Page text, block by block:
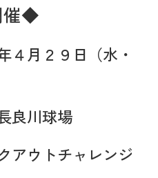
催◆
月２９日（水・
良川球場
ウトチャレンジ